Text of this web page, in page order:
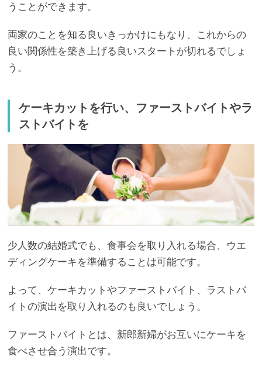
うことができます。
両家のことを知る良いきっかけにもなり、これからの
良い関係性を築き上げる良いスタートが切れるでしょ
う。
ケーキカットを行い、ファーストバイトやラ
ストバイトを
少人数の結婚式でも、食事会を取り入れる場合、ウエ
ディングケーキを準備することは可能です。
よって、ケーキカットやファーストバイト、ラストバ
イトの演出を取り入れるのも良いでしょう。
ファーストバイトとは、新郎新婦がお互いにケーキを
食べさせ合う演出です。